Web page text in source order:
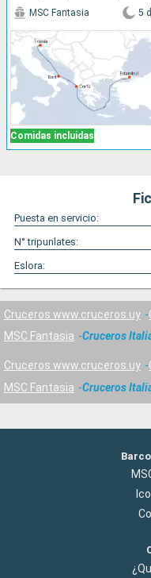
Comidas incluidas
MSC Fantasia 5 d
Puesta en servicio:
N° tripunlates:
Eslora:
Cruceros www.cruceros.uy
MSC Fantasia
Cruceros
Cruceros www.cruceros.uy
MSC Fantasia
Cruceros